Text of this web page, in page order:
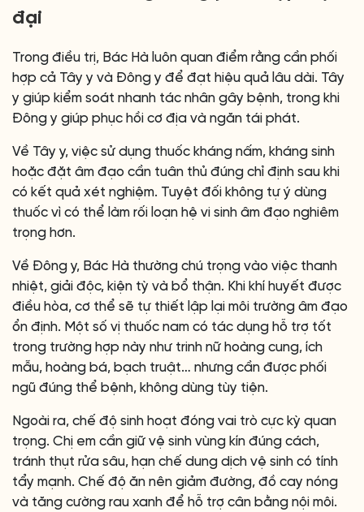
đại
Trong điều trị, Bác Hà luôn quan điểm rằng cần phối
hợp cả Tây y và Đông y để đạt hiệu quả lâu dài. Tây
y giúp kiểm soát nhanh tác nhân gây bệnh, trong khi
Đông y giúp phục hồi cơ địa và ngăn tái phát.
Về Tây y, việc sử dụng thuốc kháng nấm, kháng sinh
hoặc đặt âm đạo cần tuân thủ đúng chỉ định sau khi
có kết quả xét nghiệm. Tuyệt đối không tự ý dùng
thuốc vì có thể làm rối loạn hệ vi sinh âm đạo nghiêm
trọng hơn.
Về Đông y, Bác Hà thường chú trọng vào việc thanh
nhiệt, giải độc, kiện tỳ và bổ thận. Khi khí huyết được
điều hòa, cơ thể sẽ tự thiết lập lại môi trường âm đạo
ổn định. Một số vị thuốc nam có tác dụng hỗ trợ tốt
trong trường hợp này như trinh nữ hoàng cung, ích
mẫu, hoàng bá, bạch truật… nhưng cần được phối
ngũ đúng thể bệnh, không dùng tùy tiện.
Ngoài ra, chế độ sinh hoạt đóng vai trò cực kỳ quan
trọng. Chị em cần giữ vệ sinh vùng kín đúng cách,
tránh thụt rửa sâu, hạn chế dung dịch vệ sinh có tính
tẩy mạnh. Chế độ ăn nên giảm đường, đồ cay nóng
và tăng cường rau xanh để hỗ trợ cân bằng nội môi.